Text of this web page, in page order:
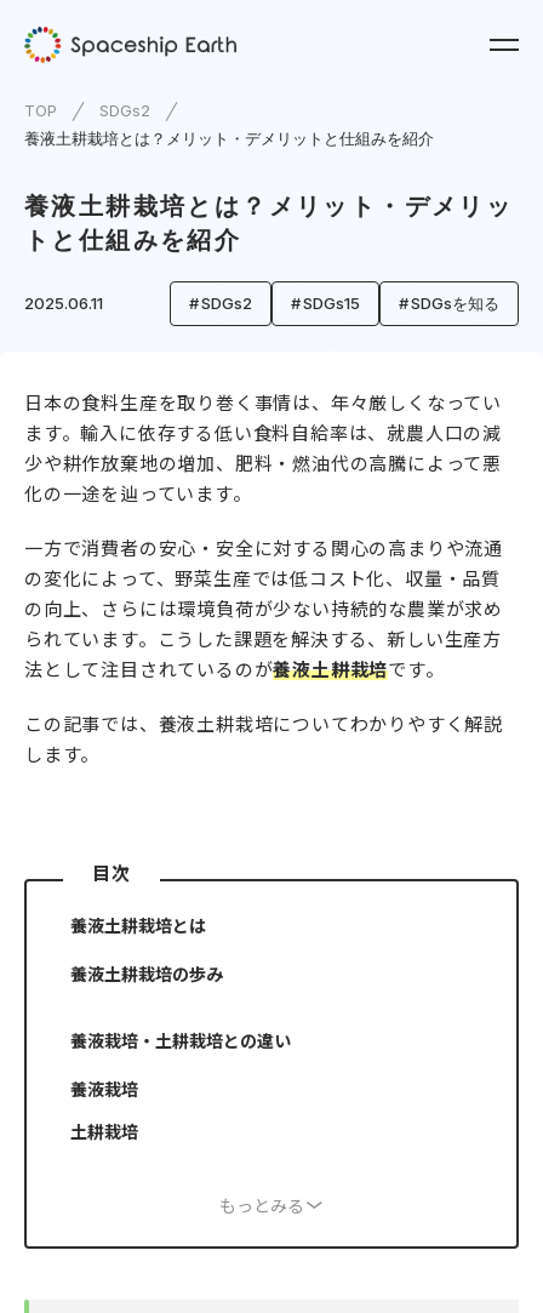
TOP
SDGs2
養液土耕栽培とは？メリット・デメリットと仕組みを紹介
養液土耕栽培とは？メリット・デメリッ
トと仕組みを紹介
2025.06.11 SDGs2 SDGs15 SDGsを知る
日本の食料生産を取り巻く事情は、年々厳しくなってい
ます。輸入に依存する低い食料自給率は、就農人口の減
少や耕作放棄地の増加、肥料・燃油代の高騰によって悪
化の一途を辿っています。
一方で消費者の安心・安全に対する関心の高まりや流通
の変化によって、野菜生産では低コスト化、収量・品質
の向上、さらには環境負荷が少ない持続的な農業が求め
られています。こうした課題を解決する、新しい生産方
法として注目されているのが養液土耕栽培です。
この記事では、養液土耕栽培についてわかりやすく解説
します。
目次
養液土耕栽培とは
養液土耕栽培の歩み
養液栽培・土耕栽培との違い
養液栽培
土耕栽培
もっとみる